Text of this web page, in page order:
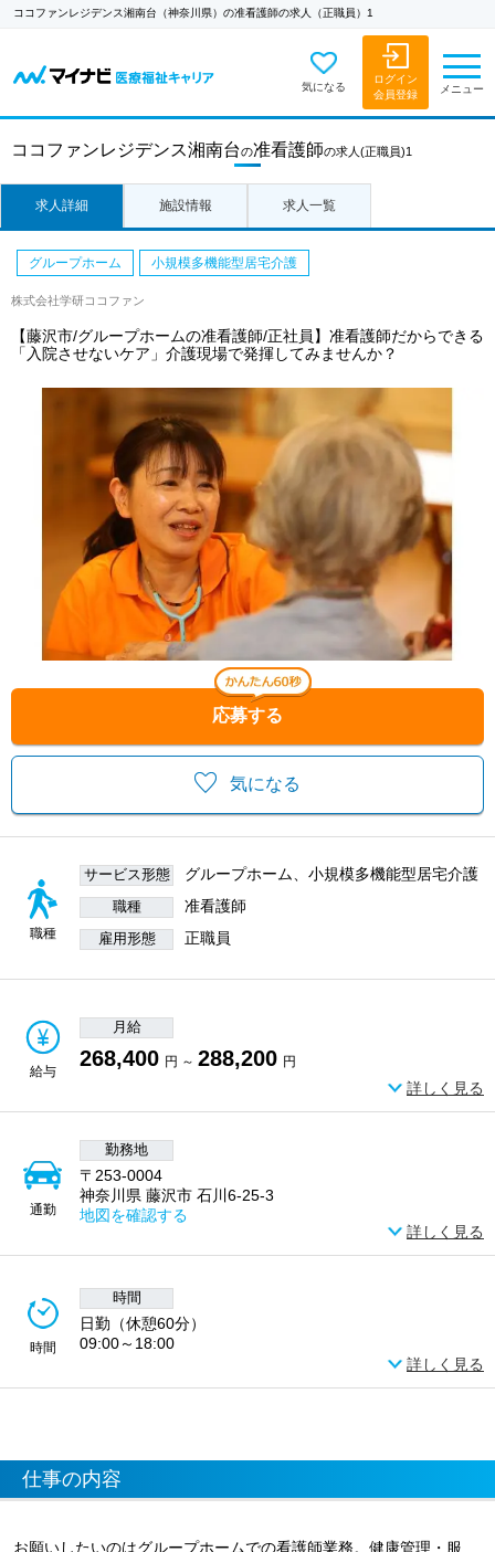
ココファンレジデンス湘南台（神奈川県）の准看護師の求人（正職員）1
気になる
ログイン
会員登録
メニュー
ココファンレジデンス湘南台の准看護師の求人 (正職員)1
求人詳細 施設情報 求人一覧
気になる
応募する
グループホーム 小規模多機能型居宅介護
株式会社学研ココファン
【藤沢市/グループホームの准看護師/正社員】准看護師だからできる
「入院させないケア」介護現場で発揮してみませんか？
職種
サービス形態 グループホーム、小規模多機能型居宅介護
職種 准看護師
雇用形態 正職員
給与
月給
268,400 円 ～ 288,200 円
詳しく見る
通勤
勤務地
〒253-0004
神奈川県 藤沢市 石川6-25-3
地図を確認する
詳しく見る
時間
時間
日勤（休憩60分）
09:00～18:00
詳しく見る
仕事の内容
お願いしたいのはグループホームでの看護師業務。健康管理・服